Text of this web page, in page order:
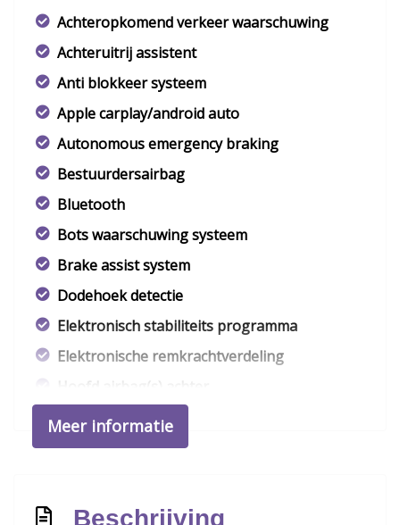
Achteropkomend verkeer waarschuwing
Achteruitrij assistent
Anti blokkeer systeem
Apple carplay/android auto
Autonomous emergency braking
Bestuurdersairbag
Bluetooth
Bots waarschuwing systeem
Brake assist system
Dodehoek detectie
Elektronisch stabiliteits programma
Elektronische remkrachtverdeling
Hoofd airbag(s) voor
Led mistlampen
Rijstrooksensor met correctie
Meer informatie
Beschrijving